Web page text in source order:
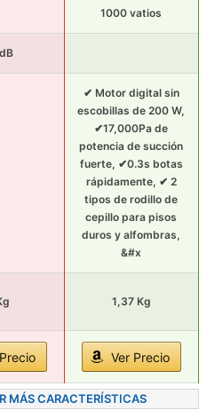
1000 vatios
✔ Motor digital sin
escobillas de 200 W,
✔17,000Pa de
potencia de succión
fuerte, ✔0.3s botas
rápidamente, ✔ 2
tipos de rodillo de
cepillo para pisos
duros y alfombras,
&#x
1,37 Kg
Ver Precio
MÁS CARACTERÍSTICAS